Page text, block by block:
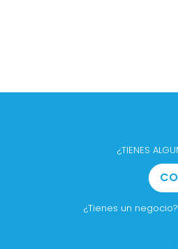
¿TIENES
¿Tienes un negocio?